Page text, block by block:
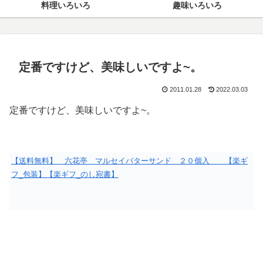
料理いろいろ 趣味いろいろ
定番ですけど、美味しいですよ~。
2011.01.28 2022.03.03
定番ですけど、美味しいですよ~。
【送料無料】 六花亭 マルセイバターサンド ２０個入 【楽ギ
フ_包装】【楽ギフ_のし宛書】